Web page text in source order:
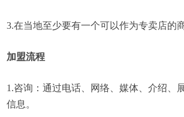
3.在当地至少要有一个可以作为专卖店的商
加盟流程
1.咨询：通过电话、网络、媒体、介绍、
信息。